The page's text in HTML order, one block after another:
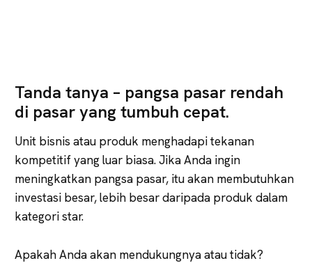
Tanda tanya – pangsa pasar rendah
di pasar yang tumbuh cepat.
Unit bisnis atau produk menghadapi tekanan
kompetitif yang luar biasa. Jika Anda ingin
meningkatkan pangsa pasar, itu akan membutuhkan
investasi besar, lebih besar daripada produk dalam
kategori star.
Apakah Anda akan mendukungnya atau tidak?